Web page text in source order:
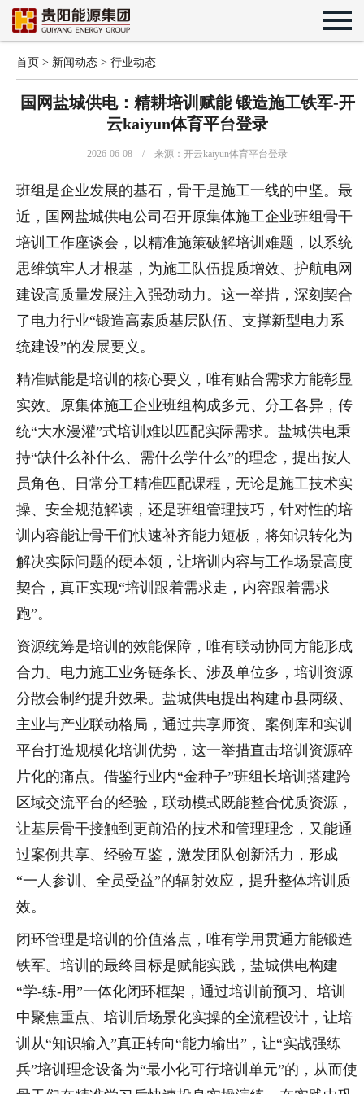
首页 > 新闻动态 >行业动态
国网盐城供电：精耕培训赋能 锻造施工铁军-开
云kaiyun体育平台登录
2026-06-08 / 来源：开云kaiyun体育平台登录
班组是企业发展的基石，骨干是施工一线的中坚。最
近，国网盐城供电公司召开原集体施工企业班组骨干
培训工作座谈会，以精准施策破解培训难题，以系统
思维筑牢人才根基，为施工队伍提质增效、护航电网
建设高质量发展注入强劲动力。这一举措，深刻契合
了电力行业“锻造高素质基层队伍、支撑新型电力系
统建设”的发展要义。
精准赋能是培训的核心要义，唯有贴合需求方能彰显
实效。原集体施工企业班组构成多元、分工各异，传
统“大水漫灌”式培训难以匹配实际需求。盐城供电秉
持“缺什么补什么、需什么学什么”的理念，提出按人
员角色、日常分工精准匹配课程，无论是施工技术实
操、安全规范解读，还是班组管理技巧，针对性的培
训内容能让骨干们快速补齐能力短板，将知识转化为
解决实际问题的硬本领，让培训内容与工作场景高度
契合，真正实现“培训跟着需求走，内容跟着需求
跑”。
资源统筹是培训的效能保障，唯有联动协同方能形成
合力。电力施工业务链条长、涉及单位多，培训资源
分散会制约提升效果。盐城供电提出构建市县两级、
主业与产业联动格局，通过共享师资、案例库和实训
平台打造规模化培训优势，这一举措直击培训资源碎
片化的痛点。借鉴行业内“金种子”班组长培训搭建跨
区域交流平台的经验，联动模式既能整合优质资源，
让基层骨干接触到更前沿的技术和管理理念，又能通
过案例共享、经验互鉴，激发团队创新活力，形成
“一人参训、全员受益”的辐射效应，提升整体培训质
效。
闭环管理是培训的价值落点，唯有学用贯通方能锻造
铁军。培训的最终目标是赋能实践，盐城供电构建
“学-练-用”一体化闭环框架，通过培训前预习、培训
中聚焦重点、培训后场景化实操的全流程设计，让培
训从“知识输入”真正转向“能力输出”，让“实战强练
兵”培训理念设备为“最小化可行培训单元”的，从而使